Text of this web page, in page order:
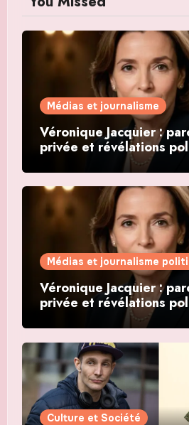
Médias et journalisme
Véronique Jacquier :
privée et révélations
Médias et journalisme
Véronique Jacquier :
privée et révélations
Culture et Société